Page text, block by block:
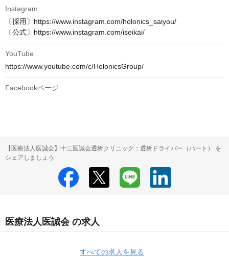
Instagram
〔採用〕https://www.instagram.com/holonics_saiyou/
〔公式〕https://www.instagram.com/iseikai/
YouTube
https://www.youtube.com/c/HolonicsGroup/
Facebookページ
【医療法人医誠会】十三医誠会透析クリニック：透析ドライバー（パート） を
シェアしましょう
医療法人医誠会 の求人
すべての求人を見る